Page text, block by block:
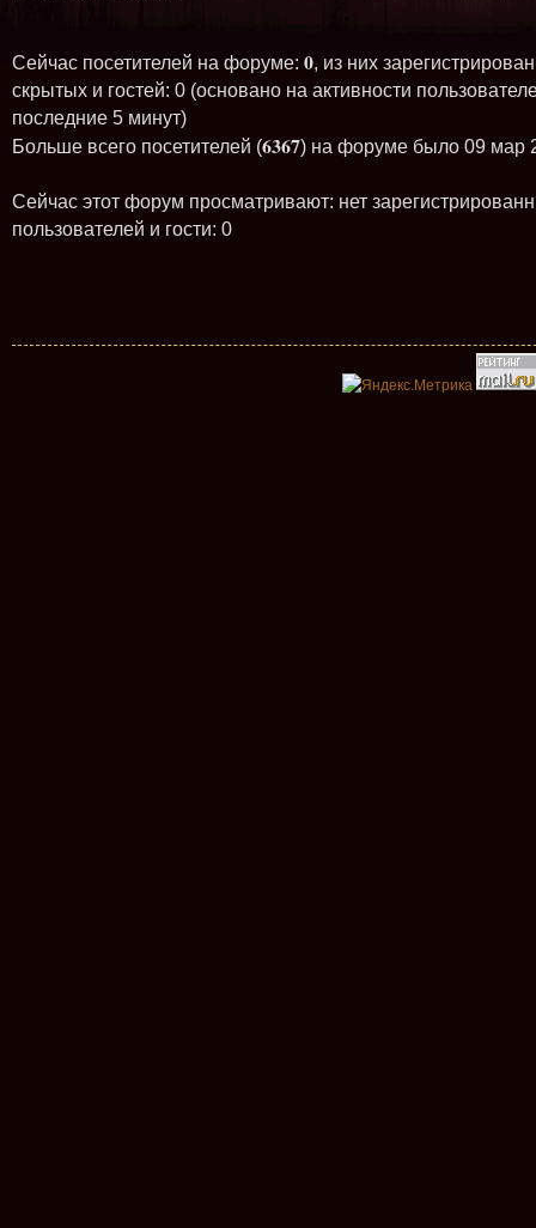
Сейчас посетителей на форуме: 0, из них
скрытых и гостей: 0 (основано на активности
последние 5 минут)
Больше всего посетителей (6367) на форуме было 09 мар
Сейчас этот форум просматривают: нет
пользователей и гости: 0